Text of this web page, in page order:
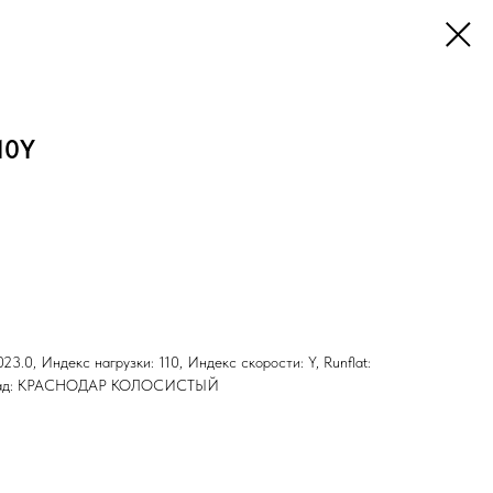
Индекс нагрузки: 110, Индекс скорости: Y, Runflat:
КРАСНОДАР КОЛОСИСТЫЙ